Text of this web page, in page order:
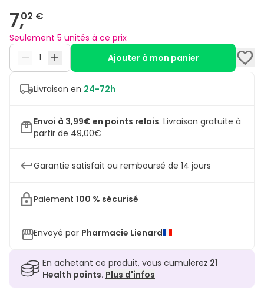
7,02 €
Seulement 5 unités à ce prix
Ajouter à mon panier
Livraison en 24-72h
Envoi à 3,99€ en points relais. Livraison gratuite à
partir de 49,00€
Garantie satisfait ou remboursé de 14 jours
Paiement 100 % sécurisé
Envoyé par Pharmacie Lienard
En achetant ce produit, vous cumulerez 21
Health points. Plus d'infos